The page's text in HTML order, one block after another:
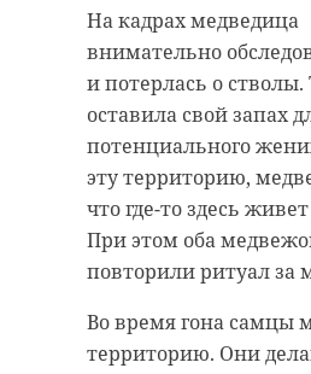
На кадрах медведица
внимательно
и потерлась о стволы.
оставила свой запах
потенциального
эту территорию,
что где-то здесь
При этом оба
повторили ритуал за
Во время гона самцы
территорию. Они
постоянно
профессиональные
Мотивацией
развитию своих
становятся, в том
профессионального
Победители
конкурса будут
дипломами и
знаками.
В 2026 году
«Еще Михаил
Врубель и
Константин
любили
сирень. Мы
включаем
деревья и
кустарники в
области,